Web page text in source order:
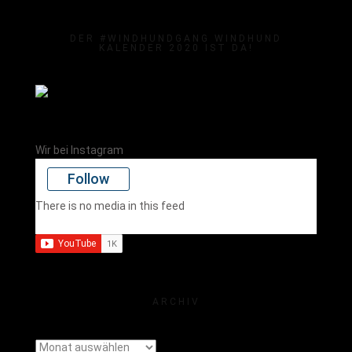
DER #WINDHUNDGANG WINDHUND
KALENDER 2020 IST DA!
Wir bei Instagram
Follow
There is no media in this feed
ARCHIV
Archiv